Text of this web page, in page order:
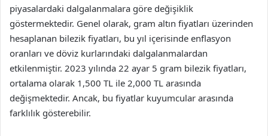
piyasalardaki dalgalanmalara göre değişiklik
göstermektedir. Genel olarak, gram altın fiyatları üzerinden
hesaplanan bilezik fiyatları, bu yıl içerisinde enflasyon
oranları ve döviz kurlarındaki dalgalanmalardan
etkilenmiştir. 2023 yılında 22 ayar 5 gram bilezik fiyatları,
ortalama olarak 1,500 TL ile 2,000 TL arasında
değişmektedir. Ancak, bu fiyatlar kuyumcular arasında
farklılık gösterebilir.